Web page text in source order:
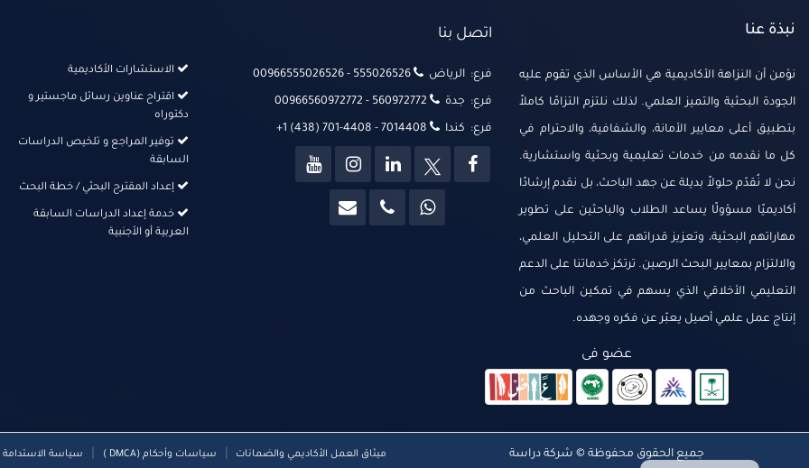
نبذة عنا
نؤمن أن النزاهة الأكاديمية هي الأساس الذي تقوم عليه
الجودة البحثية والتميز العلمي. لذلك نلتزم التزامًا كاملاً
بتطبيق أعلى معايير الأمانة، والشفافية، والاحترام في
كل ما نقدمه من خدمات تعليمية وبحثية واستشارية.
نحن لا نُقدّم حلولاً بديلة عن جهد الباحث، بل نقدم إرشادًا
أكاديميًا مسؤولًا يساعد الطلاب والباحثين على تطوير
مهاراتهم البحثية، وتعزيز قدراتهم على التحليل العلمي،
والالتزام بمعايير البحث الرصين. ترتكز خدماتنا على الدعم
التعليمي الأخلاقي الذي يسهم في تمكين الباحث من
إنتاج عمل علمي أصيل يعبّر عن فكره وجهده.
اتصل بنا
فرع: الرياض 00966555026526‬‬ - 555026526‬‬
فرع: جدة 00966560972772 - 560972772
فرع: كندا +1 (438) 701-4408 - 7014408
الاستشارات الأكاديمية
اقتراح عناوين رسائل ماجستير و
دكتوراه
توفير المراجع و تلخيص الدراسات
السابقة
إعداد المقترح البحثي / خطة البحث
خدمة إعداد الدراسات السابقة
العربية أو الأجنبية
عضو فى
جميع الحقوق محفوظة © شركة دراسة ميثاق العمل الأكاديمي والضمانات سياسات وأحكام (DMCA ) سياسة الاستدامة